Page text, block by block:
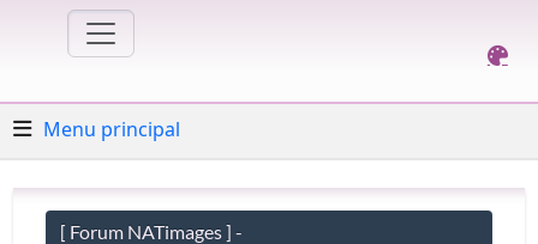
Menu principal
[ Forum NATimages ] -